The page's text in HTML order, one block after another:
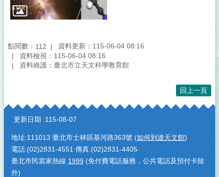
點閱數： 112
資料更新：115-06-04 08:16
資料檢視：115-06-04 08:16
資料維護：臺北市立天文科學教育館
回上一頁
:::
更新日期 115-08-07
地址:111013 臺北市士林區基河路363號 (如何到達天文館)
電話:(02)2831-4551 傳真:(02)2831-4405
臺北市民當家熱線 1999 (免付費電話服務，公共電話及預付卡除
外)